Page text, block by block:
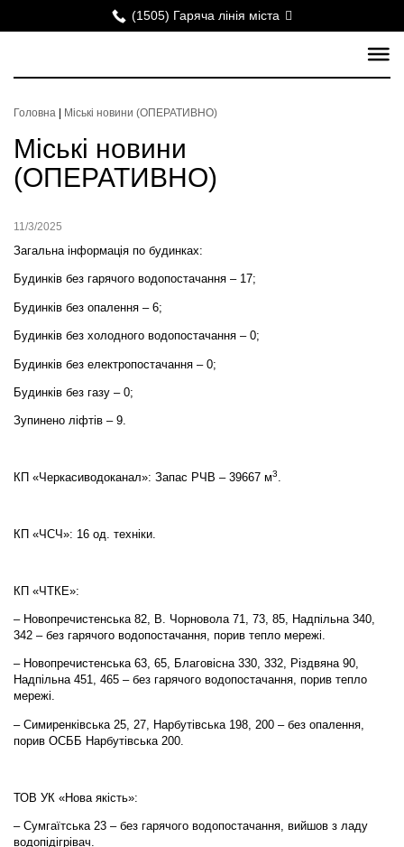
(1505) Гаряча лінія міста
Головна Міські новини (ОПЕРАТИВНО)
Міські новини
(ОПЕРАТИВНО)
11/3/2025
Загальна інформація по будинках:
Будинків без гарячого водопостачання – 17;
Будинків без опалення – 6;
Будинків без холодного водопостачання – 0;
Будинків без електропостачання – 0;
Будинків без газу – 0;
Зупинено ліфтів – 9.
КП «Черкасиводоканал»: Запас РЧВ – 39667 м3.
КП «ЧСЧ»: 16 од. техніки.
КП «ЧТКЕ»:
– Новопречистенська 82, В. Чорновола 71, 73, 85, Надпільна 340,
342 – без гарячого водопостачання, порив тепло мережі.
– Новопречистенська 63, 65, Благовісна 330, 332, Різдвяна 90,
Надпільна 451, 465 – без гарячого водопостачання, порив тепло
мережі.
– Симиренківська 25, 27, Нарбутівська 198, 200 – без опалення,
порив ОСББ Нарбутівська 200.
ТОВ УК «Нова якість»:
– Сумгаїтська 23 – без гарячого водопостачання, вийшов з ладу
водопідігрівач.